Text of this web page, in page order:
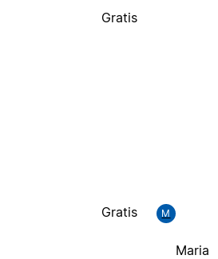
Gratis
Gratis M
Maria